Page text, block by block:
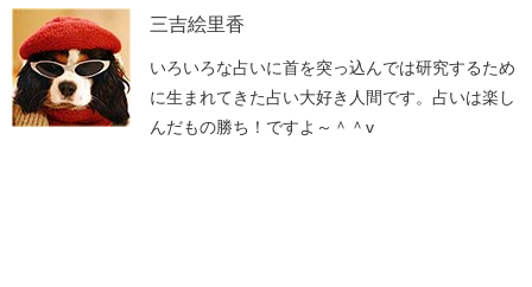
三吉絵里香
いろいろな占いに首を突っ込んでは研究するため
に生まれてきた占い大好き人間です。占いは楽し
んだもの勝ち！ですよ～＾＾v